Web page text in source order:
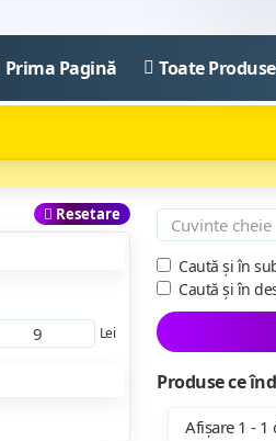
Prima Pagină Toate
Resetare
Lei
Caută și în
Caută și în
Produse ce
Afișare 1 - 1